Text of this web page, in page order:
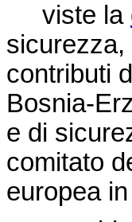
viste la
sicurezza,
contributi
Bosnia-
e di
comitato
europea